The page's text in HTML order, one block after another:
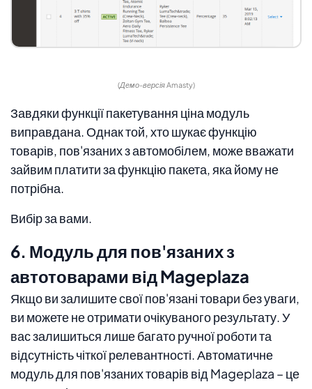
(Демо-версія Amasty)
Завдяки функції пакетування ціна модуль
виправдана. Однак той, хто шукає функцію
товарів, пов'язаних з автомобілем, може вважати
зайвим платити за функцію пакета, яка йому не
потрібна.
Вибір за вами.
6. Модуль для пов'язаних з
автотоварами від Mageplaza
Якщо ви залишите свої пов'язані товари без уваги,
ви можете не отримати очікуваного результату. У
вас залишиться лише багато ручної роботи та
відсутність чіткої релевантності. Автоматичне
модуль для пов'язаних товарів від Mageplaza – це